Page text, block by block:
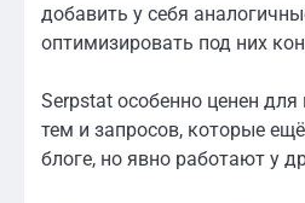
добавить у себя
оптимизировать под них
Serpstat особенно ценен
тем и запросов, которые
блоге, но явно работают у